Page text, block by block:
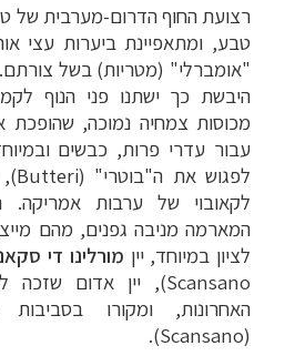
רצועת החוף הדרום-מערבית של
טבע, ומתאפיינת ביערות עצי
"אומברלי" (מטריות) בשל
היבשת כך ישתנו פני הנוף
מכוסות צמחיה נמוכה, שהופכת
עבור עדרי פרות, כבשים
לפגוש את ה"בוטרי" (Butteri
),
לקאובוי של ערבות אמריקה.
המארמה מניבה גפנים, מהם
לציון במיוחד, יין מורלינו די
Scansano), יין אדום שזכה
האחרונות, ומקורו בסביבות
(
Scansano
). תכנון